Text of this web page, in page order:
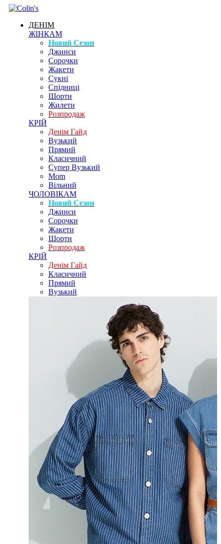
ДЕНІМ
ЖІНКАМ
Новий Сезон
Джинси
Сорочки
Жакети
Сукні
Спідниці
Шорти
Жилети
Розпродаж
КРІЙ
Денім Гайд
Вузький
Прямий
Класичний
Супер Вузький
Mom
Вільний
ЧОЛОВІКАМ
Новий Сезон
Джинси
Сорочки
Жакети
Шорти
Розпродаж
КРІЙ
Денім Гайд
Класичний
Прямий
Вузький